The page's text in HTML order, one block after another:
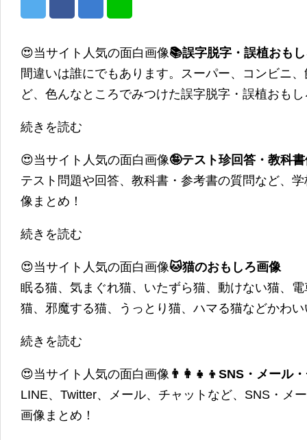
😍当サイト人気の面白画像📚誤字脱字・誤植おも
間違いは誰にでもあります。スーパー、コンビニ
ど、色んなところでみつけた誤字脱字・誤植おも
続きを読む
😍当サイト人気の面白画像🤪テスト珍回答・教科
テスト問題や回答、教科書・参考書の質問など、
像まとめ！
続きを読む
😍当サイト人気の面白画像🐱猫のおもしろ画像
眠る猫、気まぐれ猫、いたずら猫、動けない猫、
猫、邪魔する猫、うっとり猫、ハマる猫などかわ
続きを読む
😍当サイト人気の面白画像 👨‍👩‍👧‍👦SNS・メール
LINE、Twitter、メール、チャットなど、SNS・メ
画像まとめ！